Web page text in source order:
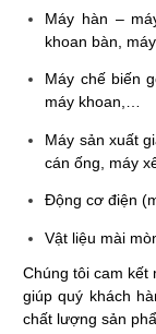
Máy hàn –
khoan bàn,
Máy chế biến
máy khoan,…
Máy sản xuất
cán ống, máy
Động cơ điện
Vật liệu mài
Chúng tôi cam kết
giúp quý khách
chất lượng sản